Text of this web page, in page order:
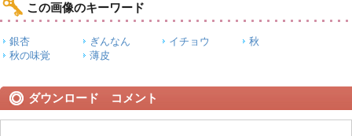
この画像のキーワード
銀杏 ぎんなん イチョウ
秋
秋の味覚
薄皮
ダウンロード コメント